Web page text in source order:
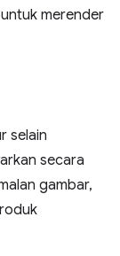
merender
selain
secara
gambar,